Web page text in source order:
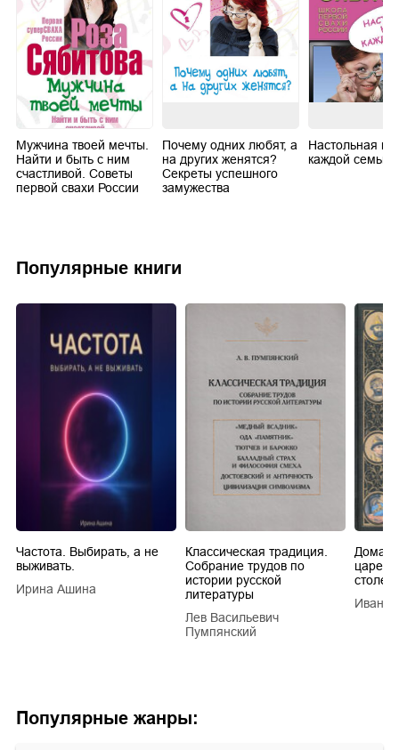
Популярные жанры:
Мужчина твоей мечты.
Найти и быть с ним
счастливой. Советы
первой свахи России
Почему одних любят, а
на других женятся?
Секреты успешного
замужества
Настольная
каждой семьи
Популярные книги
Частота. Выбирать, а не
выживать.
Ирина Ашина
Классическая традиция.
Собрание трудов по
истории русской
литературы
Лев Васильевич
Пумпянский
царей
Иван